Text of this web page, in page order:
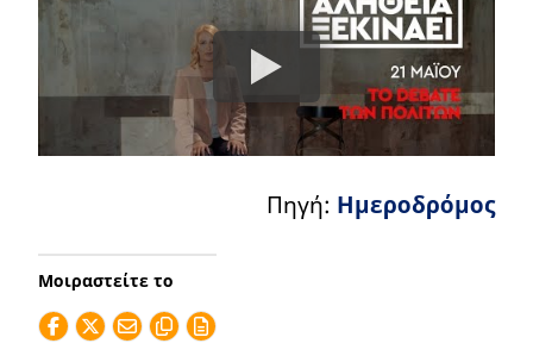
Πηγή: Ημεροδρόμος
Μοιραστείτε το